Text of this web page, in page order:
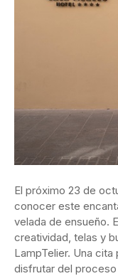
El próximo 23 de
conocer este
velada de ensueño.
creatividad, telas y
LampTelier. Una cita
disfrutar del